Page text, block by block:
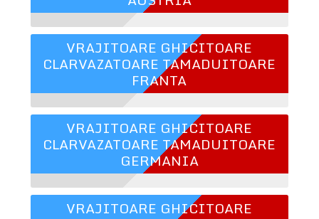
VRAJITOARE GHICITOARE
CLARVAZATOARE TAMADUITOARE
FRANTA
VRAJITOARE GHICITOARE
CLARVAZATOARE TAMADUITOARE
GERMANIA
VRAJITOARE GHICITOARE